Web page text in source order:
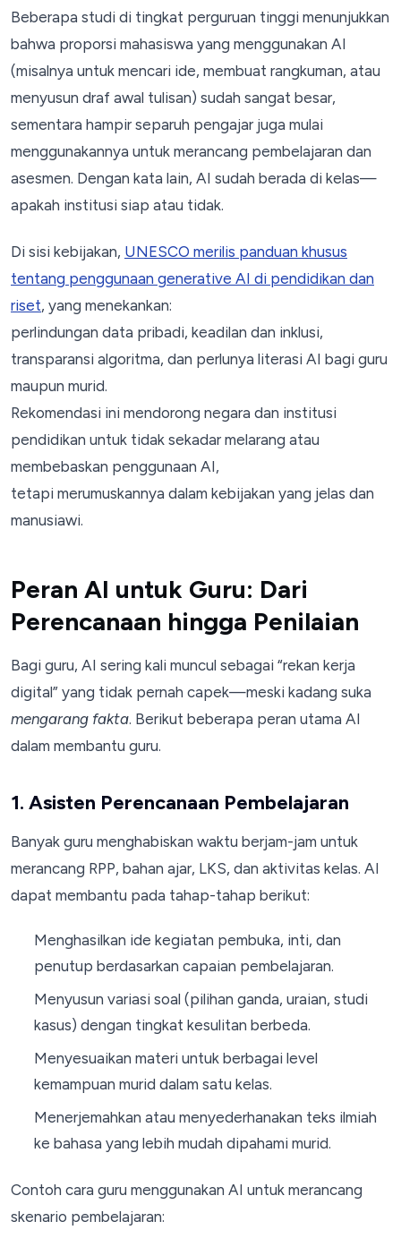
Beberapa studi di tingkat perguruan tinggi menunjukkan
bahwa proporsi mahasiswa yang menggunakan AI
(misalnya untuk mencari ide, membuat rangkuman, atau
menyusun draf awal tulisan) sudah sangat besar,
sementara hampir separuh pengajar juga mulai
menggunakannya untuk merancang pembelajaran dan
asesmen. Dengan kata lain, AI sudah berada di kelas—
apakah institusi siap atau tidak.
Di sisi kebijakan, UNESCO merilis panduan khusus
tentang penggunaan generative AI di pendidikan dan
riset, yang menekankan:
perlindungan data pribadi, keadilan dan inklusi,
transparansi algoritma, dan perlunya literasi AI bagi guru
maupun murid.
Rekomendasi ini mendorong negara dan institusi
pendidikan untuk tidak sekadar melarang atau
membebaskan penggunaan AI,
tetapi merumuskannya dalam kebijakan yang jelas dan
manusiawi.
Peran AI untuk Guru: Dari
Perencanaan hingga Penilaian
Bagi guru, AI sering kali muncul sebagai “rekan kerja
digital” yang tidak pernah capek—meski kadang suka
mengarang fakta. Berikut beberapa peran utama AI
dalam membantu guru.
1. Asisten Perencanaan Pembelajaran
Banyak guru menghabiskan waktu berjam-jam untuk
merancang RPP, bahan ajar, LKS, dan aktivitas kelas. AI
dapat membantu pada tahap-tahap berikut:
Menghasilkan ide kegiatan pembuka, inti, dan
penutup berdasarkan capaian pembelajaran.
Menyusun variasi soal (pilihan ganda, uraian, studi
kasus) dengan tingkat kesulitan berbeda.
Menyesuaikan materi untuk berbagai level
kemampuan murid dalam satu kelas.
Menerjemahkan atau menyederhanakan teks ilmiah
ke bahasa yang lebih mudah dipahami murid.
Contoh cara guru menggunakan AI untuk merancang
skenario pembelajaran: